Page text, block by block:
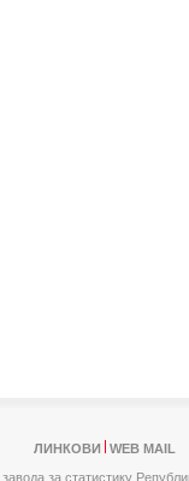
ЛИНКОВИ
WEB MAIL
за статистику